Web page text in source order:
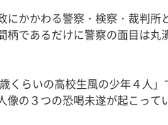
かかわる警察・検察・裁判所
であるだけに警察の面目は丸
くらいの高校生風の少年４人」
の３つの恐喝未遂が起こって